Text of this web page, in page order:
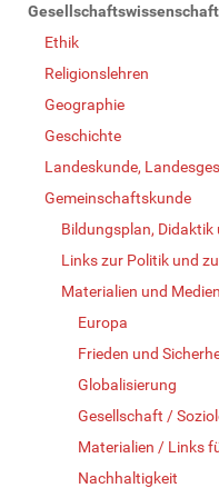
Ethik
Religionslehren
Geographie
Geschichte
Landeskunde,
Gemeinschaftskunde
Bildungsplan,
Links zur Politik und
Materialien und Medien
Europa
Frieden und
Globalisierung
Gesellschaft /
Materialien / Links
Nachhaltigkeit